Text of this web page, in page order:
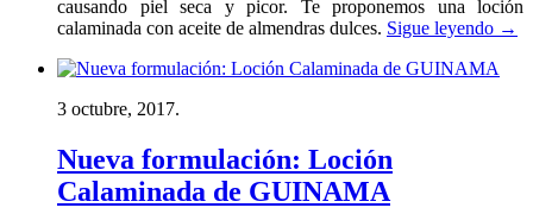
causando piel seca y picor. Te proponemos una loción
calaminada con aceite de almendras dulces. Sigue leyendo →
3 octubre, 2017.
Nueva formulación: Loción
Calaminada de GUINAMA